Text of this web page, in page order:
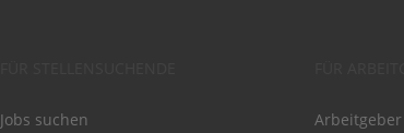
Jobs suchen